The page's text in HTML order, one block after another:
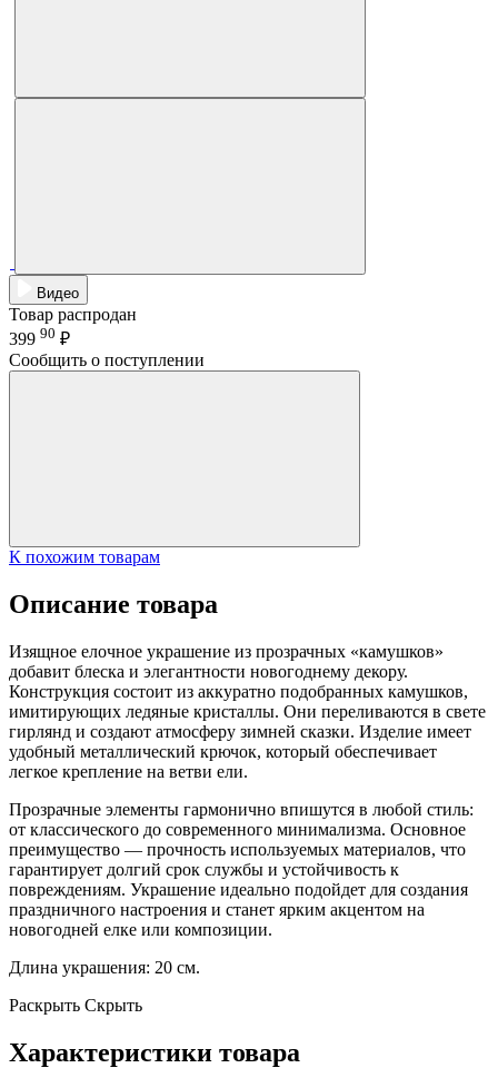
Видео
Товар распродан
399 90 ₽
Сообщить о поступлении
К похожим товарам
Описание товара
Изящное елочное украшение из прозрачных «камушков»
добавит блеска и элегантности новогоднему декору.
Конструкция состоит из аккуратно подобранных камушков,
имитирующих ледяные кристаллы. Они переливаются в свете
гирлянд и создают атмосферу зимней сказки. Изделие имеет
удобный металлический крючок, который обеспечивает
легкое крепление на ветви ели.
Прозрачные элементы гармонично впишутся в любой стиль:
от классического до современного минимализма. Основное
преимущество — прочность используемых материалов, что
гарантирует долгий срок службы и устойчивость к
повреждениям. Украшение идеально подойдет для создания
праздничного настроения и станет ярким акцентом на
новогодней елке или композиции.
Длина украшения: 20 см.
Раскрыть Скрыть
Характеристики товара